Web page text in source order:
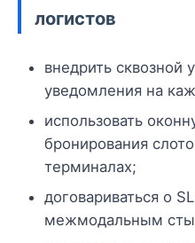
логистов
внедрить сквозной
уведомления на
использовать
бронирования
терминалах;
договариваться о
межмодальным